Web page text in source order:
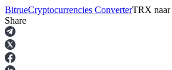
Termijncontracten
BitrueCryptocurrencies ConverterTRX naar
Share